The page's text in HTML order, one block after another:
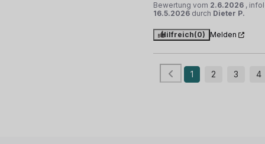
Bewertung vom 2.6.2026 ,
16.5.2026 durch Dieter P.
Hilfreich(0) Melden
1 2 3 4